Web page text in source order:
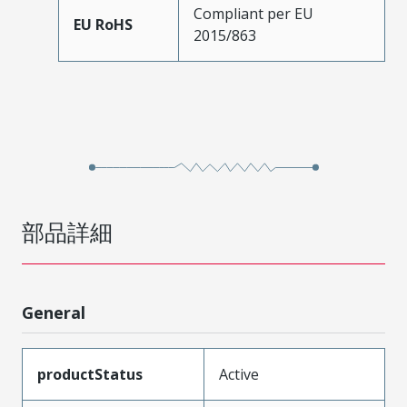
EU RoHS
Compliant per EU
2015/863
部品詳細
General
productStatus Active